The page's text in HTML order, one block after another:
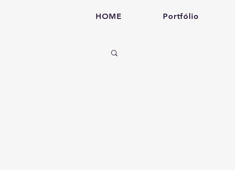
HOME Portfólio